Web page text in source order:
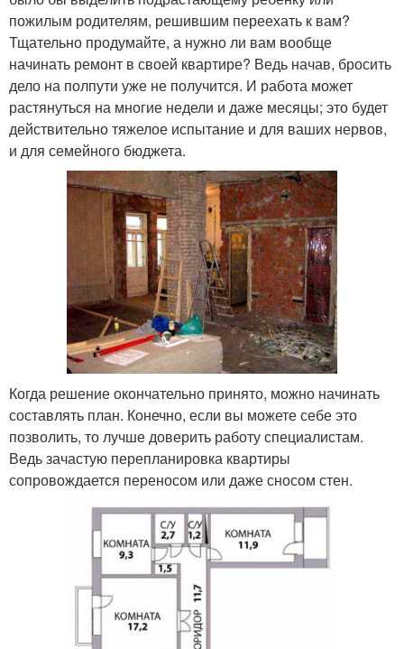
пожилым родителям, решившим переехать к вам?
Тщательно продумайте, а нужно ли вам вообще
начинать ремонт в своей квартире? Ведь начав, бросить
дело на полпути уже не получится. И работа может
растянуться на многие недели и даже месяцы; это будет
действительно тяжелое испытание и для ваших нервов,
и для семейного бюджета.
Когда решение окончательно принято, можно начинать
составлять план. Конечно, если вы можете себе это
позволить, то лучше доверить работу специалистам.
Ведь зачастую перепланировка квартиры
сопровождается переносом или даже сносом стен.